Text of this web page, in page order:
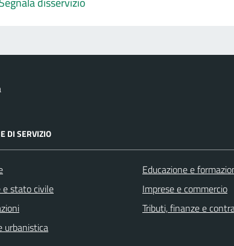
DI SERVIZIO
e stato civile
urbanistica
Educazione e
Imprese e commercio
Tributi, finanze e